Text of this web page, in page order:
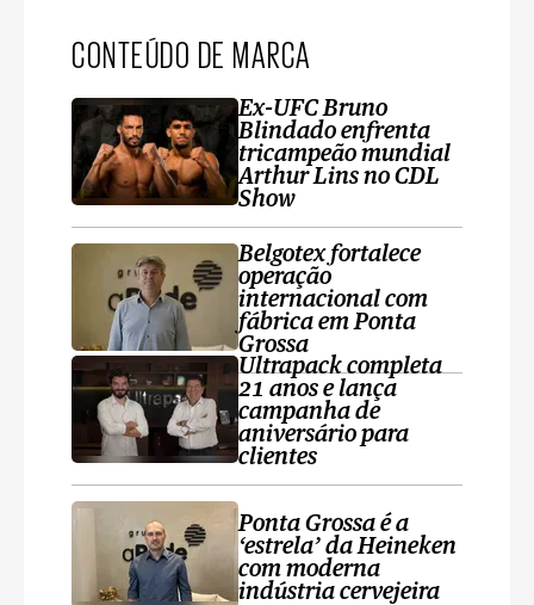
CONTEÚDO DE MARCA
Ex-UFC Bruno
Blindado enfrenta
tricampeão mundial
Arthur Lins no CDL
Show
Belgotex fortalece
operação
internacional com
fábrica em Ponta
Grossa
Ultrapack completa
21 anos e lança
campanha de
aniversário para
clientes
Ponta Grossa é a
‘estrela’ da Heineken
com moderna
indústria cervejeira